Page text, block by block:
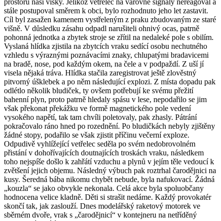
stále postupoval směrem k obci, bylo rozhodnuto jeho let zastavit.
Cíl byl zasažen kamenem vystřeleným z praku zbudovaným ze staré
višně. V důsledku zásahu odpadl narušiteli ohnivý ocas, patrně
pohonná jednotka a zbytek stroje se zřítil na nedaleké pole s obilím.
Vyslaná hlídka zjistila na zbytcích vraku sedící osobu nechutného
vzhledu s výraznými poznávacími znaky, chlupatými bradavicemi
na bradě, nose, pod každým okem, na čele a v podpaždí. Z uší jí
visela nějaká tráva. Hlídka stačila zaregistrovat ještě zlověstný
pitvorný úšklebek a po něm následující explozi. Z místa dopadu pak
odlétlo několik bludiček, ty ovšem potřebují ke svému přežití
bahenní plyn, proto patrně hledaly spásu v lese, nepodařilo se jim
však překonat překážku ve formě magnetického pole vedení
vysokého napětí, tak tam chvíli poletovaly, pak zhasly. Pátrání
pokračovalo ráno hned po rozednění. Po bludičkách nebyly zjištěny
žádné stopy, podařilo se však zjistit příčinu večerní exploze.
Odpudivě vyhlížející vetřelec seděla po svém nedobrovolném
přistání v dohořívajících doutnajících troskách vraku, následkem
toho nejspíše došlo k zahřátí vzduchu a plynů v jejím těle vedoucí k
zvětšení jejich objemu. Následný výbuch pak roztrhal čarodějnici na
kusy. Šeredná bába nikomu chybět nebude, byla nafukovací. Žádná
„kouzla“ se jako obvykle nekonala. Celá akce byla spoluobčany
hodnocena velice kladně. Děti si strašit nedáme. Každý provokatér
skončí tak, jak zaslouží. Dnes modelářský raketový motorek ve
sběrném dvoře, vrak s „čarodějnicí“ v kontejneru na netříděný